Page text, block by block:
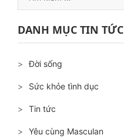
kiếm
cho:
DANH MỤC TIN TỨC
Đời sống
Sức khỏe tình dục
Tin tức
Yêu cùng Masculan